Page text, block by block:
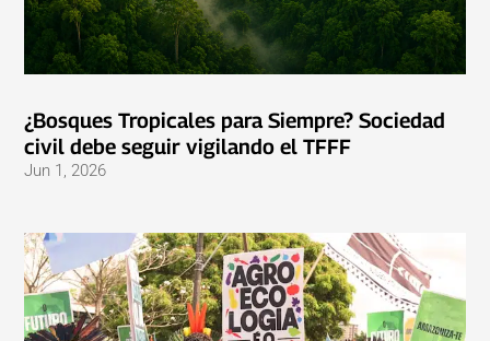
¿Bosques Tropicales para Siempre? Sociedad
civil debe seguir vigilando el TFFF
Jun 1, 2026